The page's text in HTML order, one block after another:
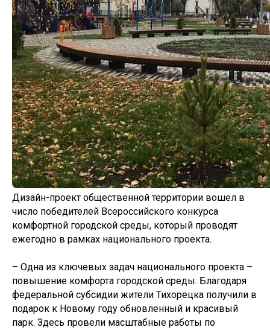
Дизайн-проект общественной территории вошел в
число победителей Всероссийского конкурса
комфортной городской среды, который проводят
ежегодно в рамках национального проекта.
– Одна из ключевых задач национального проекта –
повышение комфорта городской среды. Благодаря
федеральной субсидии жители Тихорецка получили в
подарок к Новому году обновленный и красивый
парк. Здесь провели масштабные работы по